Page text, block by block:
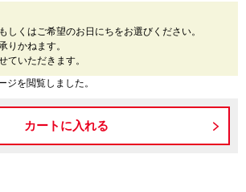
しくはご希望のお日にちをお選びください。
りかねます。
いただきます。
ジを閲覧しました。